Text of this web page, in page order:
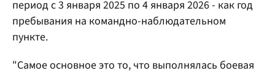
период с 3 января 2025 по 4 января 2026 - как год
пребывания на командно-наблюдательном
пункте.
"Самое основное это то, что выполнялась боевая